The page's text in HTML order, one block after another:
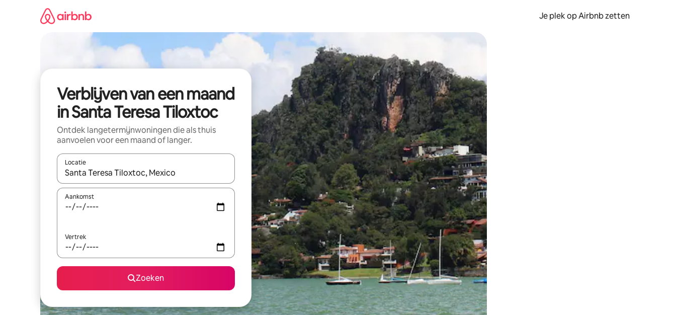
Je plek op Airbnb zetten
Verblijven van een maand
in Santa Teresa Tiloxtoc
Ontdek langetermijnwoningen die als thuis
aanvoelen voor een maand of langer.
Locatie
Wanneer er resultaten beschikbaar zijn, maak je een keuze met je de pijltjestoetsen omhoog en omlaag, óf door te tikken of swipen.
Aankomst
Vertrek
Zoeken